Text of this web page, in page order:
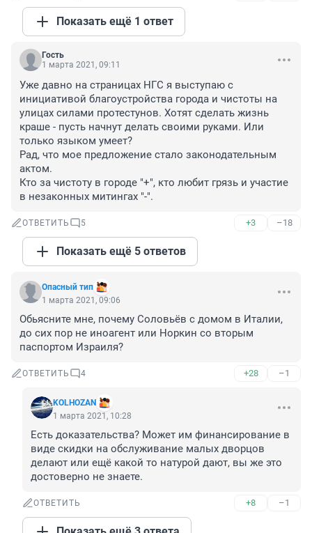
Показать ещё 1 ответ
Гость
1 марта 2021, 09:11
Уже давно на страницах НГС я выступаю с
инициативой благоустройства города и чистоты на
улицах силами протестунов. Хотят сделать жизнь
краше - пусть начнут делать своими руками. Или
только языком умеет?
Рад, что мое предложение стало законодательным
актом.
Кто за чистоту в городе "+", кто любит грязь и участие
в незаконных митингах "-".
ОТВЕТИТЬ 5 +3 –18
Показать ещё 5 ответов
Опасный тип
1 марта 2021, 09:06
Обьясните мне, почему Соловьёв с домом в Италии,
до сих пор не иноагент или Норкин со вторым
паспортом Израиля?
ОТВЕТИТЬ 4 +28 –1
KOLHOZAN
1 марта 2021, 10:28
Есть доказательства? Может им финансирование в
виде скидки на обслуживание малых дворцов
делают или ещё какой то натурой дают, вы же это
достоверно не знаете.
ОТВЕТИТЬ +8 –1